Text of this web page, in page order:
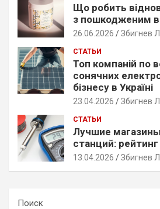
Що робить
з пошкодженим
26.06.2026 Збигнев
СТАТЬИ
Топ компаній по
сонячних
бізнесу в Україні
23.04.2026 Збигнев
СТАТЬИ
Лучшие
станций:
13.04.2026 Збигнев
Поиск